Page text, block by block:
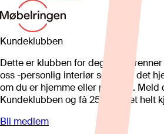
Kundeklubben
Dette er klubben for deg som
oss -personlig interiør som gjør det
om du er hjemme eller på hytta. Meld
Kundeklubben og få 25%* på et helt
Bli medlem